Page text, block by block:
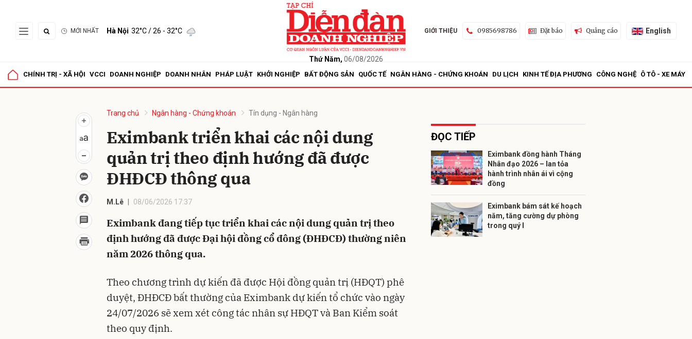
MỚI NHẤT Hà Nội 32°C/ 26 - 32°C
Thứ Năm, 06/08/2026
GIỚI THIỆU 0985698786 Đặt báo Quảng cáo English
CHÍNH TRỊ - XÃ HỘI VCCI DOANH NGHIỆP DOANH NHÂN PHÁP LUẬT KHỞI NGHIỆP BẤT ĐỘNG SẢN QUỐC TẾ NGÂN HÀNG - CHỨNG KHOÁN DU LỊCH KINH TẾ ĐỊA PHƯƠNG CÔNG NGHỆ Ô TÔ - XE MÁY
Trang chủ Ngân hàng - Chứng khoán Tín dụng - Ngân hàng
Eximbank triển khai các nội dung
quản trị theo định hướng đã được
ĐHĐCĐ thông qua
M.Lê 08/06/2026 17:37
Eximbank đang tiếp tục triển khai các nội dung quản trị theo
định hướng đã được Đại hội đồng cổ đông (ĐHĐCĐ) thường niên
năm 2026 thông qua.
Theo chương trình dự kiến đã được Hội đồng quản trị (HĐQT) phê
duyệt, ĐHĐCĐ bất thường của Eximbank dự kiến tổ chức vào ngày
24/07/2026 sẽ xem xét công tác nhân sự HĐQT và Ban Kiểm soát
theo quy định.
ĐỌC TIẾP
Eximbank đồng hành Tháng
Nhân đạo 2026 – lan tỏa
hành trình nhân ái vì cộng
đồng
Eximbank bám sát kế hoạch
năm, tăng cường dự phòng
trong quý I
Gửi